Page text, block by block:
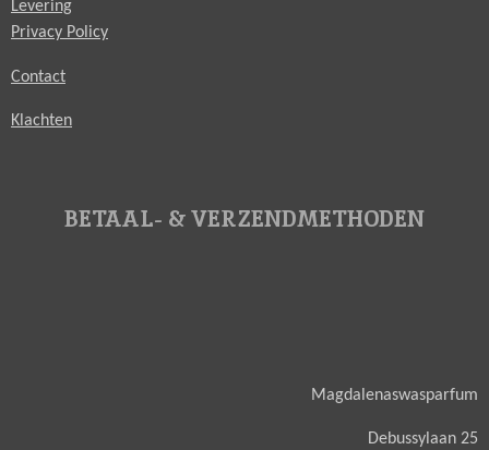
Levering
Privacy Policy
Contact
Klachten
BETAAL- & VERZENDMETHODEN
Magdalenaswasparfum
Debussylaan 25